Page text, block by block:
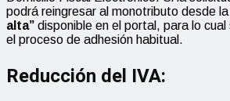
podrá reingresar al monotributo desde la
alta” disponible en el portal, para lo
el proceso de adhesión habitual.
Reducción del IVA: